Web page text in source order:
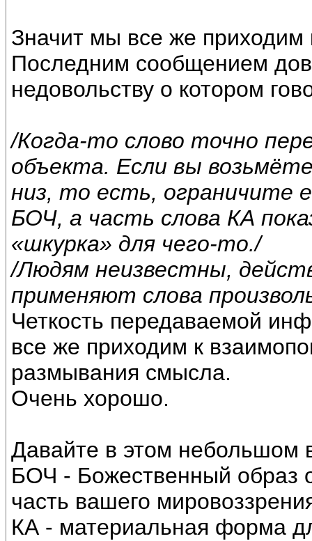
Значит мы все же приходим
Последним сообщением
недовольству о котором
/Когда-то слово точно
объекта. Если вы
низ, то есть, ограничите
БОЧ, а часть слова КА
«шкурка» для чего-то./
/Людям неизвестны,
применяют слова
Четкость передаваемой
все же приходим к
размывания смысла.
Очень хорошо.
Давайте в этом небольшом
БОЧ - Божественный образ
часть вашего
КА - материальная форма